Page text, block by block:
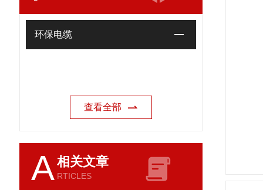
环保电缆
查看全部
A相关文章
RTICLES